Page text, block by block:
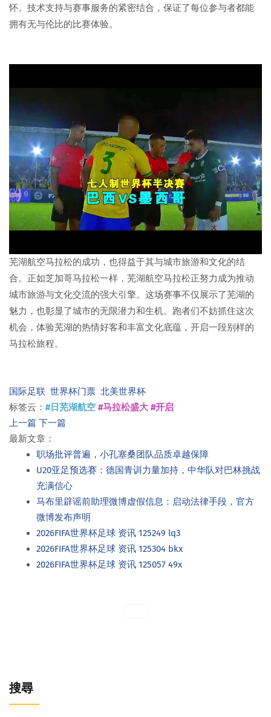
怀。技术支持与赛事服务的紧密结合，保证了每位参与者都能
拥有无与伦比的比赛体验。
芜湖航空马拉松的成功，也得益于其与城市旅游和文化的结
合。正如芝加哥马拉松一样，芜湖航空马拉松正努力成为推动
城市旅游与文化交流的强大引擎。这场赛事不仅展示了芜湖的
魅力，也彰显了城市的无限潜力和生机。跑者们不妨抓住这次
机会，体验芜湖的热情好客和丰富文化底蕴，开启一段别样的
马拉松旅程。
国际足联 世界杯门票 北美世界杯
标签云： #日芜湖航空 #马拉松盛大 #开启
上一篇 下一篇
最新文章：
职场批评普遍，小孔塞桑团队品质卓越保障
U20亚足预选赛：德国青训力量加持，中华队对巴林挑战
充满信心
马布里辟谣前助理微博虚假信息：启动法律手段，官方
微博发布声明
2026FIFA世界杯足球 资讯 125249 lq3
2026FIFA世界杯足球 资讯 125304 bkx
2026FIFA世界杯足球 资讯 125057 49x
搜尋